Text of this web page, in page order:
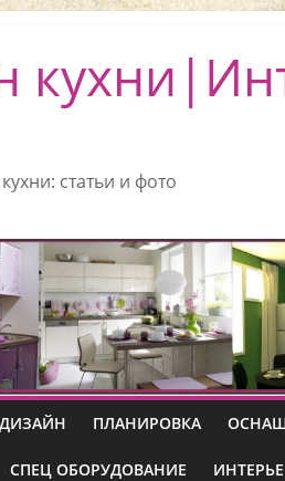
статьи и фото
ДИЗАЙН ПЛАНИРОВКА
СПЕЦ ОБОРУДОВАНИЕ